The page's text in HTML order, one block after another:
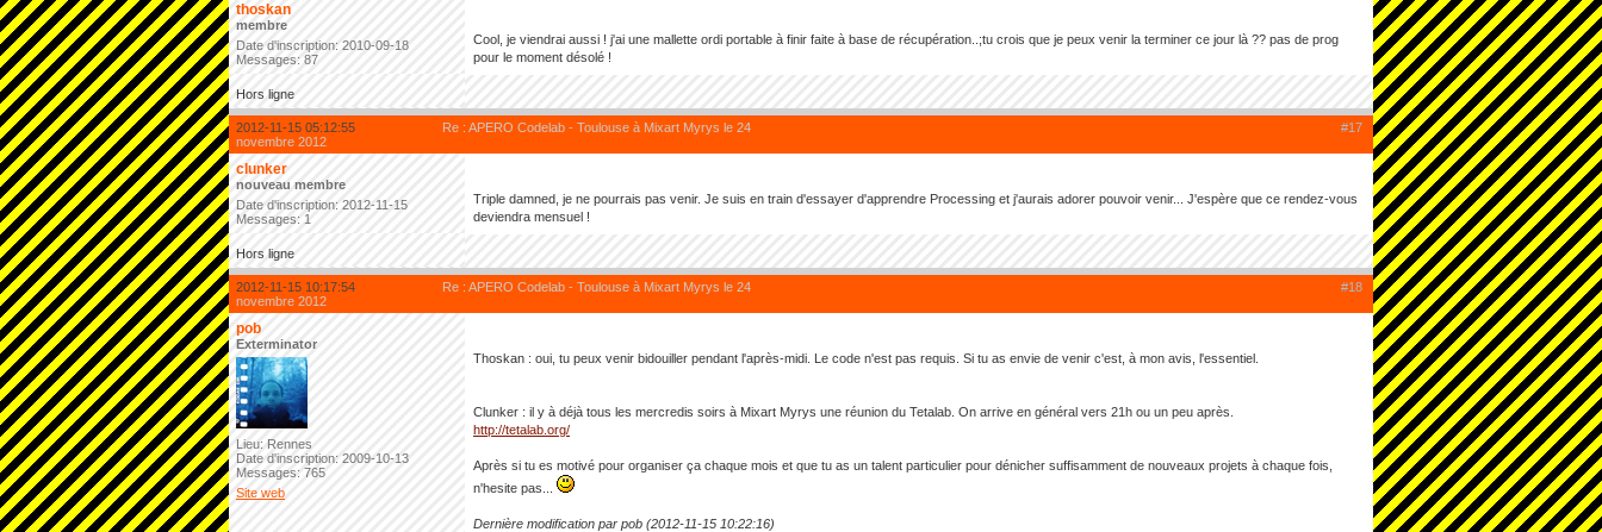
thoskan
membre
Date d'inscription: 2010-09-18
Messages: 87
Cool, je viendrai aussi ! j'ai une mallette ordi portable à finir faite à base de récupération..;tu crois que je peux venir la terminer ce jour là ?? pas de prog
pour le moment désolé !
Hors ligne
#17
2012-11-15 05:12:55
Re : APERO Codelab - Toulouse à Mixart Myrys le 24
novembre 2012
clunker
nouveau membre
Date d'inscription: 2012-11-15
Messages: 1
Triple damned, je ne pourrais pas venir. Je suis en train d'essayer d'apprendre Processing et j'aurais adorer pouvoir venir... J'espère que ce rendez-vous
deviendra mensuel !
Hors ligne
#18
2012-11-15 10:17:54
Re : APERO Codelab - Toulouse à Mixart Myrys le 24
novembre 2012
pob
Exterminator
Lieu: Rennes
Date d'inscription: 2009-10-13
Messages: 765
Site web
Thoskan : oui, tu peux venir bidouiller pendant l'après-midi. Le code n'est pas requis. Si tu as envie de venir c'est, à mon avis, l'essentiel.
Clunker : il y à déjà tous les mercredis soirs à Mixart Myrys une réunion du Tetalab. On arrive en général vers 21h ou un peu après.
http://tetalab.org/
Après si tu es motivé pour organiser ça chaque mois et que tu as un talent particulier pour dénicher suffisamment de nouveaux projets à chaque fois,
n'hesite pas...
Dernière modification par pob (2012-11-15 10:22:16)